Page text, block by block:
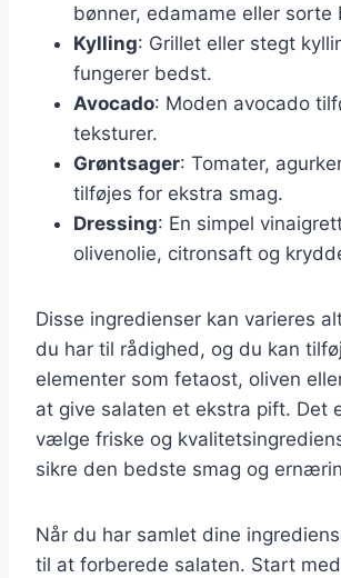
bønner, edamame eller sorte
Kylling: Grillet eller stegt
fungerer bedst.
Avocado: Moden avocado
teksturer.
Grøntsager: Tomater,
tilføjes for ekstra smag.
Dressing: En simpel
olivenolie, citronsaft og
Disse ingredienser kan varieres
du har til rådighed, og du kan
elementer som fetaost, oliven
at give salaten et ekstra pift. Det
vælge friske og
sikre den bedste smag og
Når du har samlet dine
til at forberede salaten. Start